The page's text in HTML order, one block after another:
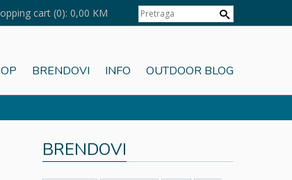
cart (0): 0,00 KM
BRENDOVI INFO OUTDOOR BLOG
BRENDOVI